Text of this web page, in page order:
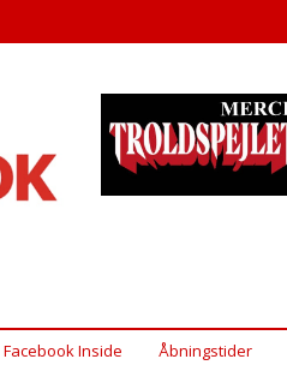
Facebook Inside Åbningstider